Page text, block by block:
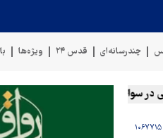
چندرسانه‌ای قدس ۲۴ ویژه‌ها
عمان سخنگوی
۱۰۶۷۷۱۵